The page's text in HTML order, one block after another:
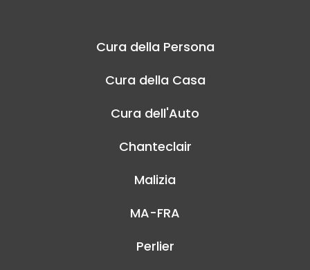
Cura della Persona
Cura della Casa
Cura dell'Auto
Chanteclair
Malizia
MA-FRA
Perlier